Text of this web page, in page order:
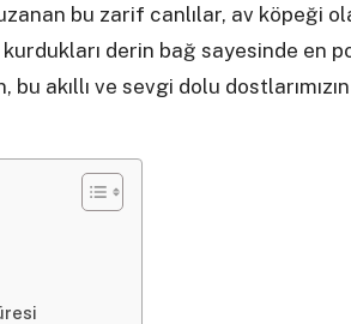
bu zarif canlılar, av köpeği
derin bağ sayesinde en
akıllı ve sevgi dolu dostlarımızın